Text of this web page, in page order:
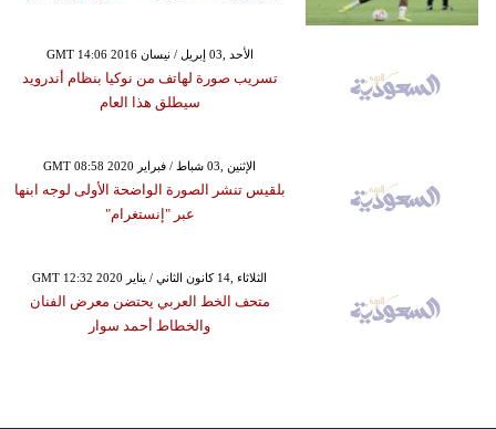
GMT 14:06 2016 الأحد ,03 إبريل / نيسان
تسريب صورة لهاتف من نوكيا بنظام أندرويد
سيطلق هذا العام
GMT 08:58 2020 الإثنين ,03 شباط / فبراير
بلقيس تنشر الصورة الواضحة الأولى لوجه ابنها
عبر "إنستغرام"
GMT 12:32 2020 الثلاثاء ,14 كانون الثاني / يناير
متحف الخط العربي يحتضن معرض الفنان
والخطاط أحمد سوار